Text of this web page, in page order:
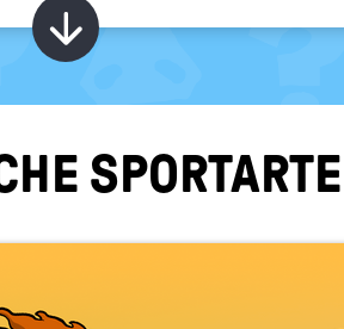
Kapitel ein-/